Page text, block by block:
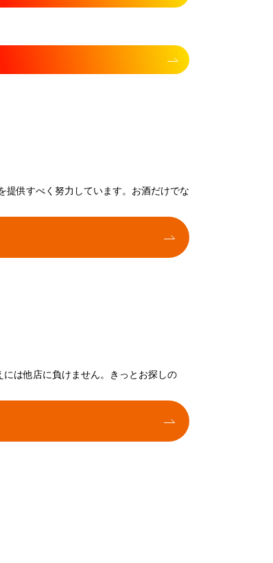
提供すべく努力しています。お酒だけでな
は他店に負けません。きっとお探しの